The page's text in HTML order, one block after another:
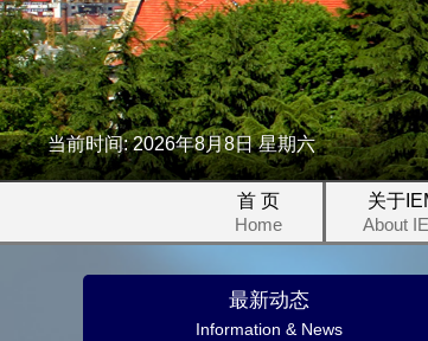
当前时间:2026年8月8日星期六
首 页
Home
关于
About
最新动态
Information & News